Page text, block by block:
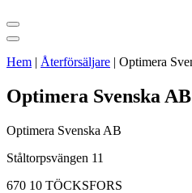
Hem | Återförsäljare | Optimera
Optimera Svenska AB
Optimera Svenska AB
Ståltorpsvängen 11
670 10 TÖCKSFORS